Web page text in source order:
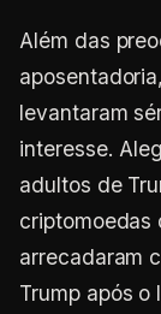
Além das
levantaram
interesse.
adultos de
criptomoedas
arrecadaram
Trump após